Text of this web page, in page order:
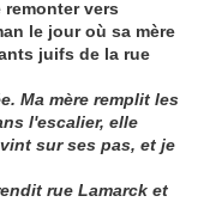
vers
le jour où sa mère
juifs de la rue
Ma mère remplit les
l'escalier, elle
sur ses pas, et je
rue Lamarck et